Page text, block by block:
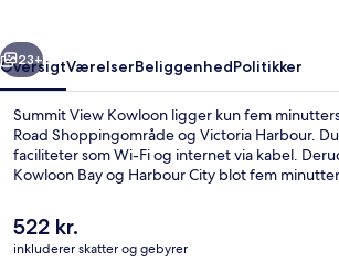
Næste
23+
OversigtVærelserBeliggenhedPolitikker
Summit View Kowloon ligger kun fem
Road Shoppingområde og Victoria Harbour.
faciliteter som Wi-Fi og internet via kabel.
Kowloon Bay og Harbour City blot fem
Den
nuværende
522 kr.
inkluderer skatter og gebyrer